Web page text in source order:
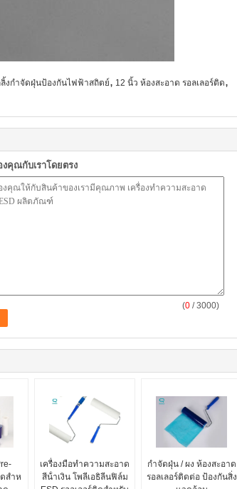
งกำจัดฝุ่นป้องกันไฟฟ้าสถิตย์, 12 นิ้ว ห้องสะอาด รอลเลอร์ติด,
คุณกับเราโดยตรง
(0 / 3000)
สําห
เครื่องมือทําความสะอาด
สีน้ําเงิน โพลีเอธิลีนฟิล์ม
กําจัดฝุ่น / ผง ห้องสะอาด
รอลเลอร์ติดต่อ ป้องกันสิ่ง